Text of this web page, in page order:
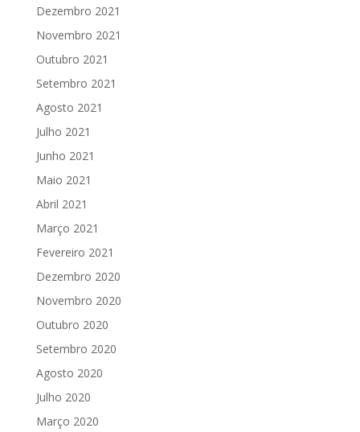
Dezembro 2021
Novembro 2021
Outubro 2021
Setembro 2021
Agosto 2021
Julho 2021
Junho 2021
Maio 2021
Abril 2021
Março 2021
Fevereiro 2021
Dezembro 2020
Novembro 2020
Outubro 2020
Setembro 2020
Agosto 2020
Julho 2020
Março 2020